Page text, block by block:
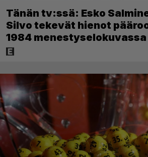
Tänän tv:ssä: Esko
Silvo tekevät hienot
1984 menestyselokuvassa